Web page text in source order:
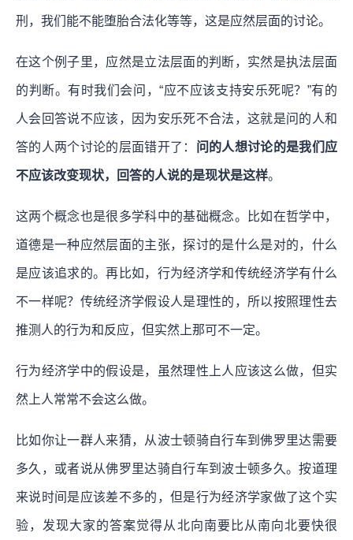
刑，我们能不能堕胎合法化等等，这是应然层面的讨论。
在这个例子里，应然是立法层面的判断，实然是执法层面
的判断。有时我们会问，“应不应该支持安乐死呢？”有的
人会回答说不应该，因为安乐死不合法，这就是问的人和
答的人两个讨论的层面错开了： 问的人想讨论的是我们应
不应该改变现状，回答的人说的是现状是这样。
这两个概念也是很多学科中的基础概念。比如在哲学中，
道德是一种应然层面的主张，探讨的是什么是对的，什么
是应该追求的。再比如，行为经济学和传统经济学有什么
不一样呢？传统经济学假设人是理性的，所以按照理性去
推测人的行为和反应，但实然上那可不一定。
行为经济学中的假设是，虽然理性上人应该这么做，但实
然上人常常不会这么做。
比如你让一群人来猜，从波士顿骑自行车到佛罗里达需要
多久，或者说从佛罗里达骑自行车到波士顿多久。按道理
来说时间是应该差不多的，但是行为经济学家做了这个实
验，发现大家的答案觉得从北向南要比从南向北要快很